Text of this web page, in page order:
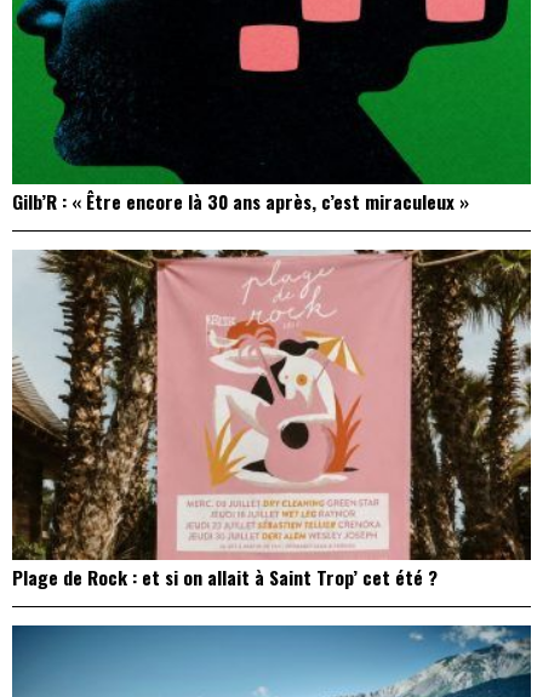
Gilb’R : « Être encore là 30 ans après, c’est miraculeux »
Plage de Rock : et si on allait à Saint Trop’ cet été ?